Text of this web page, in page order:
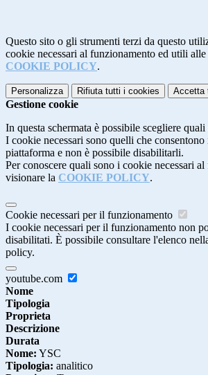
Questo sito o gli strumenti terzi da questo
cookie necessari al funzionamento ed utili
COOKIE POLICY.
Personalizza Rifiuta tutti i cookies Accetta
Gestione cookie
In questa schermata è possibile scegliere
I cookie necessari sono quelli che
piattaforma e non è possibile disabilitarli.
Per conoscere quali sono i cookie necessari
visionare la COOKIE POLICY.
Cookie necessari per il funzionamento
I cookie necessari per il funzionamento non
disabilitati. È possibile consultare l'elenco
policy.
youtube.com
Nome
Tipologia
Proprieta
Descrizione
Durata
Nome: YSC
Tipologia: analitico